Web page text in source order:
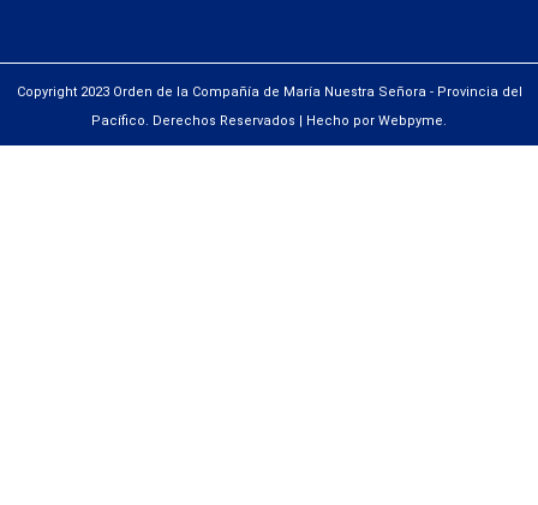
Copyright 2023 Orden de la Compañía de María Nuestra Señora - Provincia del
Pacífico. Derechos Reservados | Hecho por Webpyme.